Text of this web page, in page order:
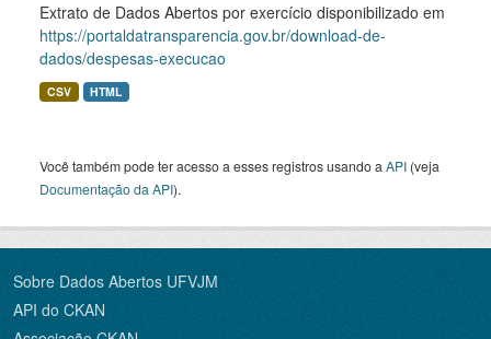
Extrato de Dados Abertos por exercício disponibilizado em
https://portaldatransparencia.gov.br/download-de-
dados/despesas-execucao
CSV HTML
Você também pode ter acesso a esses registros usando a API (veja
Documentação da API).
Sobre Dados Abertos UFVJM
API do CKAN